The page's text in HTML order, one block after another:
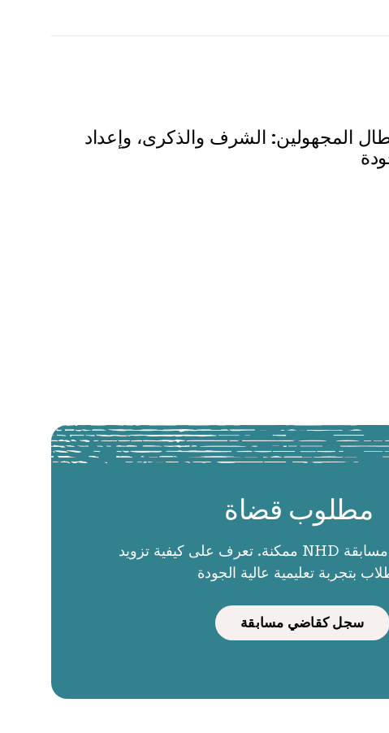
المجهولين: الشرف والذكرى، وإعداد
مطلوب قضاة
الحكام يجعلون مسابقة NHD ممكنة. تعرف على كيفية تزويد
بتجربة تعليمية عالية الجودة
سجل كقاضي مسابقة